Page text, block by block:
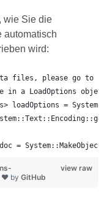
wie Sie die
automatisch
wird:
files, please go to
a LoadOptions
loadOptions =
doc =
view raw
❤ by GitHub